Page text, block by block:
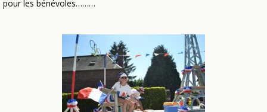
pour les bénévoles………